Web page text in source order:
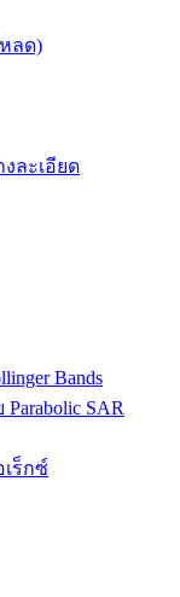
ลด)
ละเอียด
Bands
SAR
ร็กซ์